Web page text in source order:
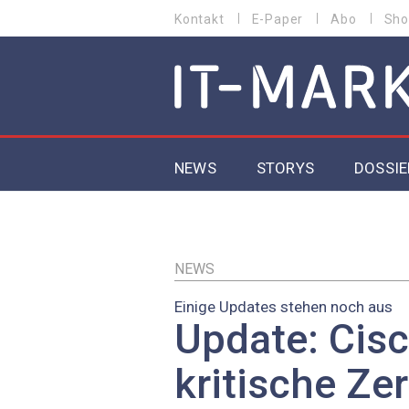
zum
MENU
Kontakt E-Paper Abo
MAIN NAVIGATION
NEWS STORYS
EU-
NEWS
Einige Updates stehen noch aus
Update:
kritische